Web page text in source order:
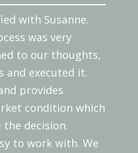
with Susanne.
was very
to our thoughts,
and executed it.
provides
condition which
the decision.
to work with. We